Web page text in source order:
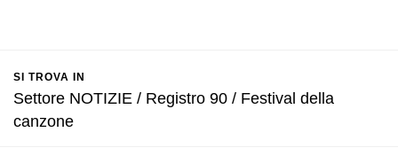
SI TROVA IN
Settore NOTIZIE / Registro 90 / Festival della
canzone